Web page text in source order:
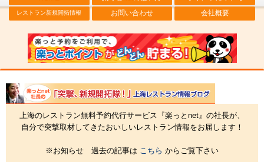
レストラン新規開拓情報 お問い合わせ 会社概要
上海のレストラン無料予約代行サービス『楽っとnet』の社長が、
自分で突撃取材してきたおいしいレストラン情報をお届します！
※お知らせ 過去の記事は こちら からご覧下さい